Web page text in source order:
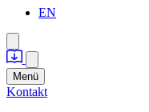
EN
Menü
Kontakt